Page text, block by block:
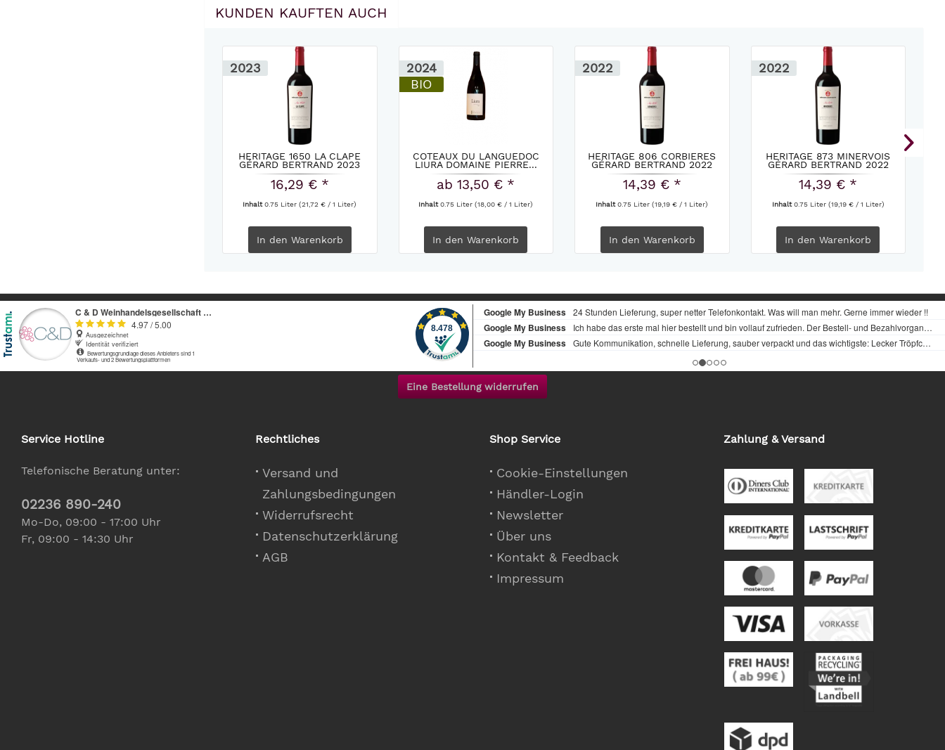
KUNDEN KAUFTEN AUCH
2023
HERITAGE 1650 LA CLAPE
GÉRARD BERTRAND 2023
16,29 € *
Inhalt0.75 Liter(21,72 € / 1 Liter)
In den Warenkorb
2024
BIO
COTEAUX DU LANGUEDOC
LIURA DOMAINE PIERRE...
ab 13,50 € *
Inhalt0.75 Liter(18,00 € / 1 Liter)
In den Warenkorb
2022
HERITAGE 806 CORBIERES
GÉRARD BERTRAND 2022
14,39 € *
Inhalt0.75 Liter(19,19 € / 1 Liter)
In den Warenkorb
2022
HERITAGE 873 MINERVOIS
GÉRARD BERTRAND 2022
14,39 € *
Inhalt0.75 Liter (19,19 € / 1 Liter)
In den Warenkorb
Eine Bestellung widerrufen
Service Hotline
Telefonische Beratung unter:
02236 890-240
Mo-Do, 09:00 - 17:00 Uhr
Fr, 09:00 - 14:30 Uhr
Rechtliches
Versand und
Zahlungsbedingungen
Widerrufsrecht
Datenschutzerklärung
AGB
Shop Service
Cookie-Einstellungen
Händler-Login
Newsletter
Über uns
Kontakt & Feedback
Impressum
Zahlung & Versand